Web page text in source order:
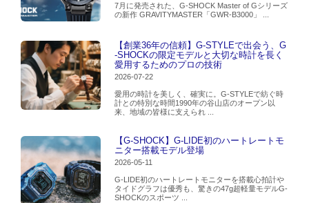
7月に発売された、G-SHOCK Master of Gシリーズ
の新作 GRAVITYMASTER「GWR-B3000」 ...
【創業36年の信頼】G-STYLEで出会う、G
-SHOCKの限定モデルと大切な時計を長く
愛用するためのプロの技術
2026-07-22
愛用の時計を美しく、確実に。G-STYLEで紡ぐ時
計との特別な時間1990年の谷山店のオープン以
来、地域の皆様に支えられ ...
【G-SHOCK】G-LIDE初のハートレートモ
ニター搭載モデル登場
2026-05-11
G-LIDE初のハートレートモニターを搭載心拍計や
タイドグラフは優秀も、驚きの47g超軽量モデルG-
SHOCKのスポーツ ...